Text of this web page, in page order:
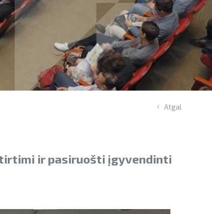
Atgal
ir pasiruošti įgyvendinti